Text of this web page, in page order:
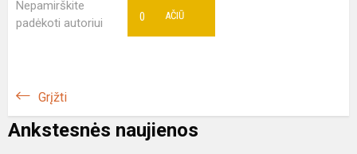
Nepamirškite
padėkoti autoriui
AČIŪ
0
Grįžti
Ankstesnės naujienos